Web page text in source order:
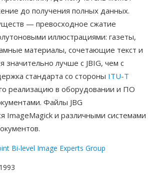
до получения полных данных.
— превосходное сжатие
иллюстрациями: газеты,
материалы, сочетающие текст и
значительно лучше с JBIG, чем с
стандарта со стороны ITU-T
реализацию в оборудовании и ПО
Файлы JBG
ImageMagick и различными системами
Bi-level Image Experts Group